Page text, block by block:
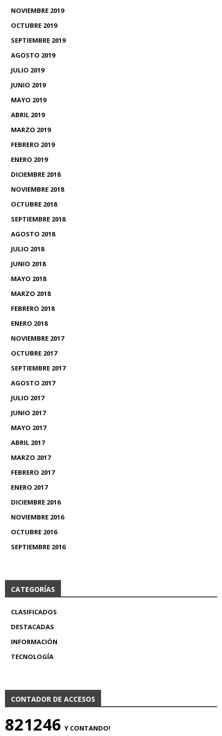
NOVIEMBRE 2019
OCTUBRE 2019
SEPTIEMBRE 2019
AGOSTO 2019
JULIO 2019
JUNIO 2019
MAYO 2019
ABRIL 2019
MARZO 2019
FEBRERO 2019
ENERO 2019
DICIEMBRE 2018
NOVIEMBRE 2018
OCTUBRE 2018
SEPTIEMBRE 2018
AGOSTO 2018
JULIO 2018
JUNIO 2018
MAYO 2018
MARZO 2018
FEBRERO 2018
ENERO 2018
NOVIEMBRE 2017
OCTUBRE 2017
SEPTIEMBRE 2017
AGOSTO 2017
JULIO 2017
JUNIO 2017
MAYO 2017
ABRIL 2017
MARZO 2017
FEBRERO 2017
ENERO 2017
DICIEMBRE 2016
NOVIEMBRE 2016
OCTUBRE 2016
SEPTIEMBRE 2016
CATEGORÍAS
CLASIFICADOS
DESTACADAS
INFORMACIÓN
TECNOLOGÍA
CONTADOR DE ACCESOS
821246 Y CONTANDO!